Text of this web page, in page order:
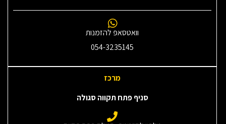
וואטסאפ להזמנות
054-3235145‎
מרכז
סניף פתח תקווה סגולה